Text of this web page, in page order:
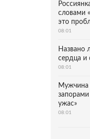
словами
это
08:01
Названо
сердца и
08:01
Мужчина
ужас»
08:01